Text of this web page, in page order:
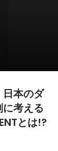
本のダ
考える
とは!?